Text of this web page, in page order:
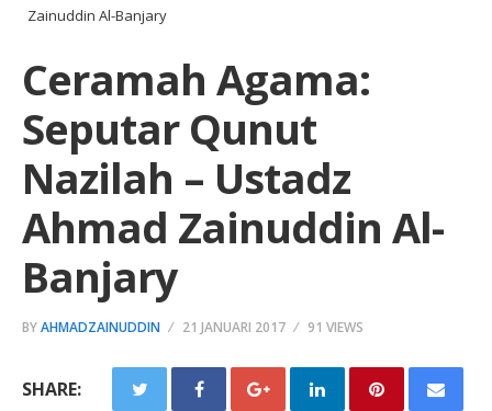
Zainuddin Al-Banjary
Ceramah Agama:
Seputar Qunut
Nazilah – Ustadz
Ahmad Zainuddin Al-
Banjary
BYAHMADZAINUDDIN 21 JANUARI 2017 91 VIEWS
SHARE: